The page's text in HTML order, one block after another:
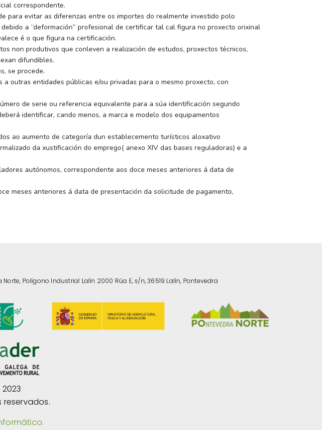
correspondente.
para evitar as diferenzas entre os importes do realmente investido polo
a “deformación” profesional de certificar tal cal figura no proxecto orixinal
é o que figura na certificación.
non produtivos que conleven a realización de estudos, proxectos técnicos,
difundibles.
se procede.
outras entidades públicas e/ou privadas para o mesmo proxecto, con
de serie ou referencia equivalente para a súa identificación segundo
identificar, cando menos, a marca e modelo dos equipamentos
ao aumento de categoría dun establecemento turísticos aloxativo
da xustificación do emprego( anexo XIV das bases reguladoras) e a
autónomos, correspondente aos doce meses anteriores á data de
meses anteriores á data de presentación da solicitude de pagamento,
Norte, Polígono Industrial Lalín 2000 Rúa E, s/n, 36519 Lalín, Pontevedra
reservados.